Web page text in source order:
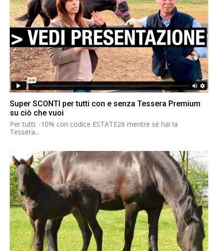
Super SCONTI per tutti con e senza Tessera Premium
su ciò che vuoi
Per tutti: -10% con codice ESTATE26 mentre se hai la
Tessera...